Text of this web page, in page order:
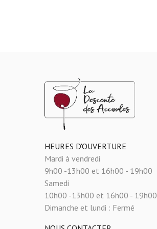
HEURES D'OUVERTURE
Mardi à vendredi
9h00 -13h00 et 16h00 - 19h00
Samedi
10h00 -13h00 et 16h00 - 19h00
Dimanche et lundi : Fermé